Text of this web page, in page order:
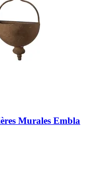
Murales Embla